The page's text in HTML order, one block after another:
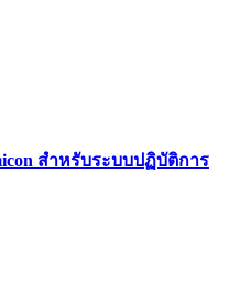
สำหรับระบบปฏิบัติการ